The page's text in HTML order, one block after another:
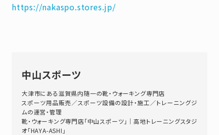
https://nakaspo.stores.jp/
中山スポーツ
大津市にある滋賀県内随一の靴・ウォーキング専門店
スポーツ用品販売／スポーツ設備の設計・施工／トレーニングジ
ムの運営・管理
靴・ウォーキング専門店「中山スポーツ」｜高地トレーニングスタジ
オ「HAYA-ASHI」